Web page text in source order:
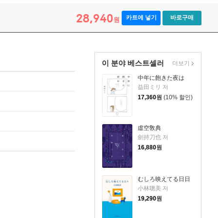
28,940원 카트에 넣기 바로구매
이 분야 베스트셀러
中年に飽きた夜は
益田ミリ 저
17,360원 (10% 할인)
虛空敎典
劍持刀也 저
16,880원
むしろ映えてる日日
小林聰美 저
19,290원
더보기